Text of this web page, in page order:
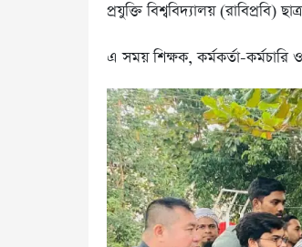
প্রযুক্তি বিশ্ববিদ্যালয় (রাবিপ্রবি)
এ সময় শিক্ষক, কর্মকর্তা-কর্মচারি ও